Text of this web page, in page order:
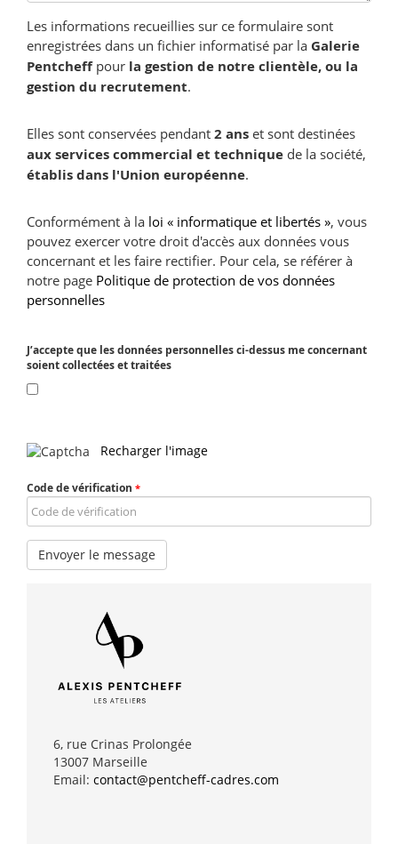
Les informations recueillies sur ce formulaire sont
enregistrées dans un fichier informatisé par la Galerie
Pentcheffpour la gestion de notre clientèle, ou la
gestion du recrutement.
Elles sont conservées pendant 2 ans et sont destinées
aux services commercial et technique de la société,
établis dans l'Union européenne.
Conformément à la loi « informatique et libertés », vous
pouvez exercer votre droit d'accès aux données vous
concernant et les faire rectifier. Pour cela, se référer à
notre page Politique de protection de vos données
personnelles
J’accepte que les données personnelles ci-dessus me concernant
soient collectées et traitées
Recharger l'image
Code de vérification *
Envoyer le message
6, rue Crinas Prolongée
13007 Marseille
Email: contact@pentcheff-cadres.com